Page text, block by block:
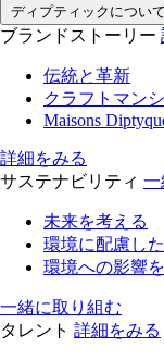
ディプティックについて
ブランドストーリー
伝統と革新
クラフトマン
Maisons
詳細をみる
サステナビリティ 一
未来を考える
環境に配慮し
環境への影響
一緒に取り組む
タレント 詳細をみる